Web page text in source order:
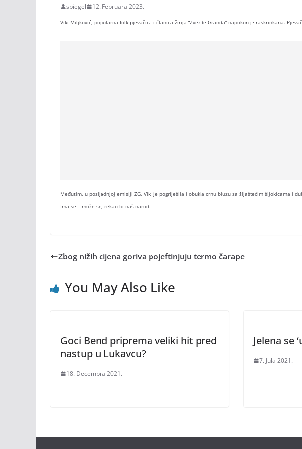
spiegel 12. Februara 2023.
Viki Miljković, popularna folk pjevačica i članica žirija “Zvezde Granda” napokon je raskrinkana.
Međutim, u posljednjoj emisiji ZG, Viki je pogriješila i obukla crnu bluzu sa šljaštećim šljokicama i
Ima se – može se, rekao bi naš narod.
Zbog nižih cijena goriva pojeftinjuju termo čarape
You May Also Like
Goci Bend priprema veliki hit pred
nastup u Lukavcu?
18. Decembra 2021.
Jelena se
7. Jula 2021.